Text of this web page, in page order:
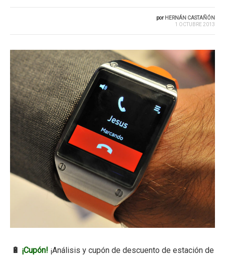
por HERNÁN CASTAÑÓN
1 OCTUBRE 2013
🔋 ¡Cupón! ¡Análisis y cupón de descuento de estación de